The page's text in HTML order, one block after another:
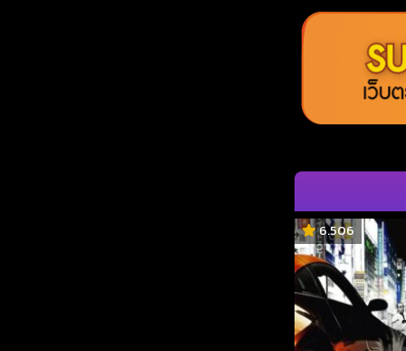
6.506